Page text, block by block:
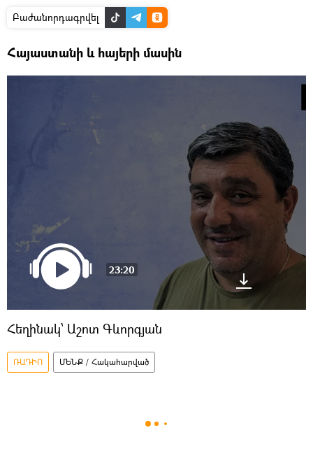
Բաժանորդագրվել
Հայաստանի և հայերի մասին
23:20
Հեղինակ՝ Աշոտ Գևորգյան
ՌԱԴԻՈ ՄԵՆՔ / Հակահարված